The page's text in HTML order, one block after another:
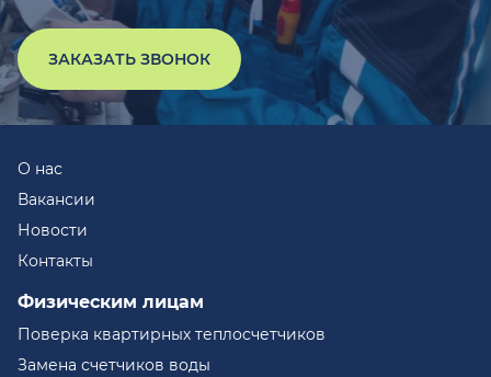
ЗАКАЗАТЬ ЗВОНОК
О нас
Вакансии
Новости
Контакты
Физическим лицам
Поверка квартирных теплосчетчиков
Замена счетчиков воды